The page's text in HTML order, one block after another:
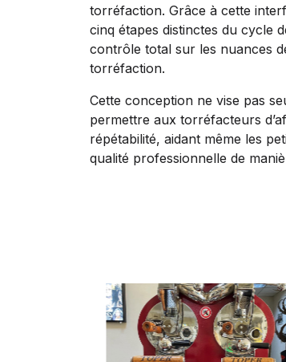
torréfaction. Grâce à cette
cinq étapes distinctes du cycle
contrôle total sur les nuances
torréfaction.
Cette conception ne vise pas
permettre aux torréfacteurs
répétabilité, aidant même les
qualité professionnelle de